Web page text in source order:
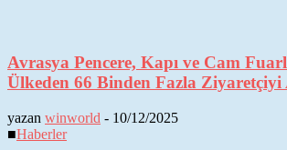
Avrasya Pencere, Kapı ve Cam
Ülkeden 66 Binden Fazla Ziyaretçiyi
yazan winworld - 10/12/2025
■Haberler